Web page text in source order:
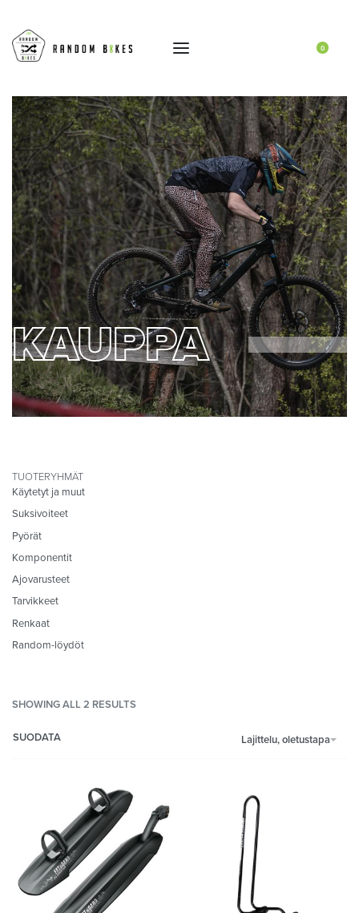
0
KAUPPA
TUOTERYHMÄT
Käytetyt ja muut
Suksivoiteet
Pyörät
Komponentit
Ajovarusteet
Tarvikkeet
Renkaat
Random-löydöt
SHOWING ALL 2 RESULTS
Lajittelu, oletustapa
SUODATA